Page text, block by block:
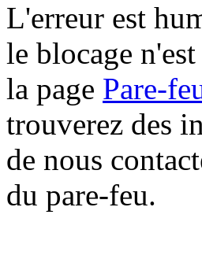
L'erreur est
le blocage
la page Pare-
trouverez des
de nous
du pare-feu.